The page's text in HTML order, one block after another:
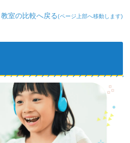
室の比較へ戻る(ページ上部へ移動します)